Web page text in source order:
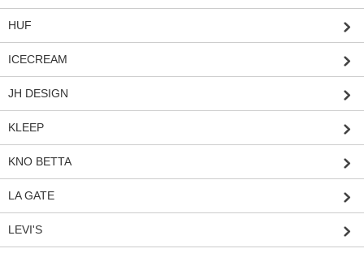
HUF
ICECREAM
JH DESIGN
KLEEP
KNO BETTA
LA GATE
LEVI'S